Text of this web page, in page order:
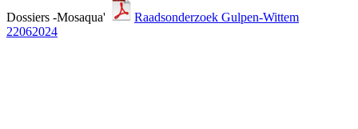
Dossiers -Mosaqua'
Raadsonderzoek Gulpen-Wittem
22062024